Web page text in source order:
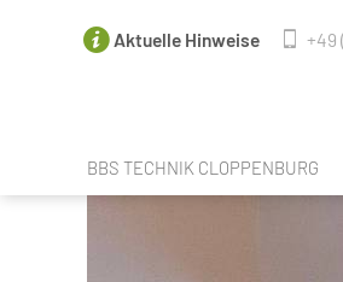
Aktuelle Hinweise +49
BBS TECHNIK CLOPPENBURG